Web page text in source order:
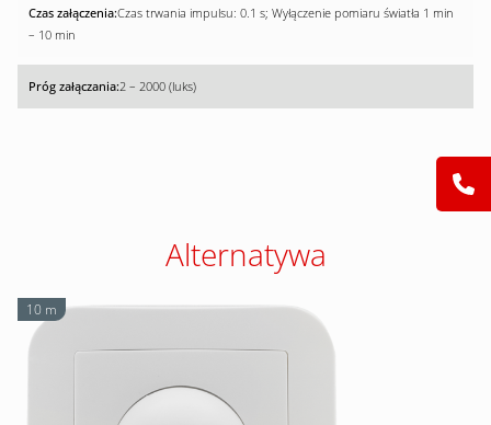
Czas trwania impulsu: 0.1 s; Wyłączenie pomiaru światła 1 min
– 10 min
2 – 2000 (luks)
Alternatywa
10 m